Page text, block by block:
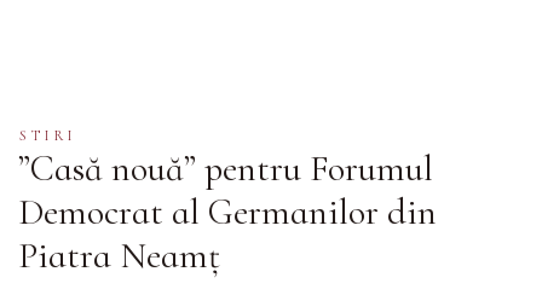
STIRI
”Casă nouă” pentru Forumul
Democrat al Germanilor din
Piatra Neamț